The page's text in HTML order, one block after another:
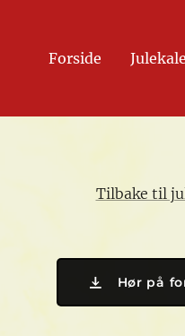
Forside
Tilbake til
Hør på